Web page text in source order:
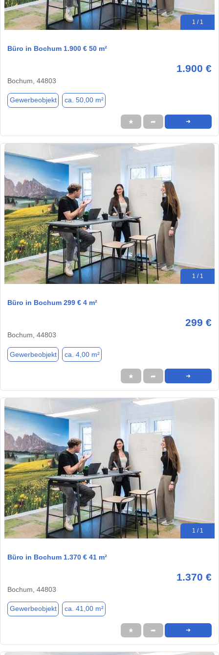
1 / 1
Büro in Bochum 1.900 € 50 m²
1.900 €
Bochum, 44803
Gewerbeobjekt ca. 50,00 m²
★ ➦ ➜
1 / 1
Büro in Bochum 299 € 4 m²
299 €
Bochum, 44803
Gewerbeobjekt ca. 4,00 m²
★ ➦ ➜
1 / 1
Büro in Bochum 1.370 € 41 m²
1.370 €
Bochum, 44803
Gewerbeobjekt ca. 41,00 m²
★ ➦ ➜